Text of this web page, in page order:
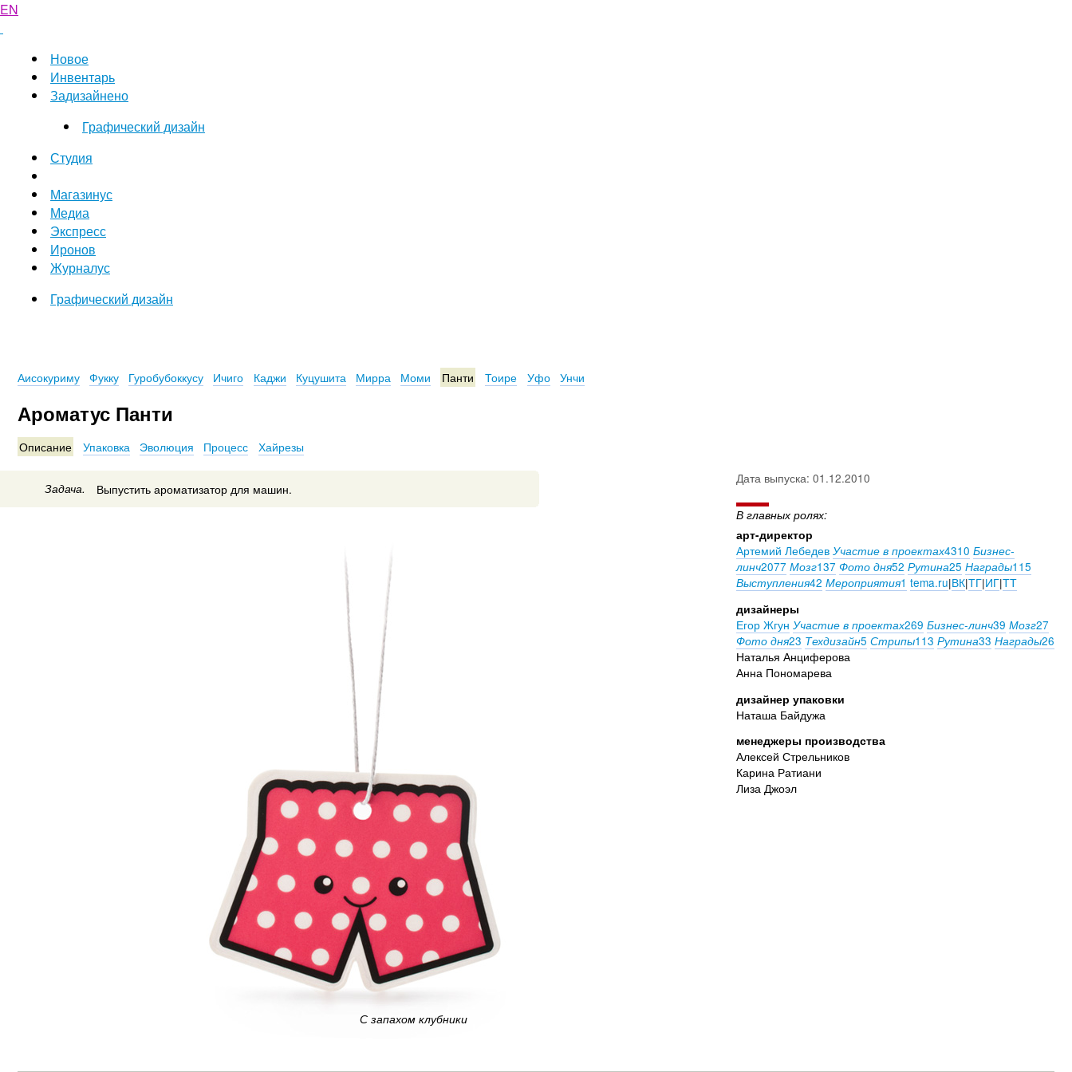
EN
Новое
Инвентарь
Задизайнено
Графический дизайн
Студия
Магазинус
Медиа
Экспресс
Иронов
Журналус
Графический дизайн
Аисокуриму Фукку Гуробубоккусу Ичиго Каджи Куцушита Мирра Моми Панти Тоире Уфо Унчи
Ароматус Панти
Описание Упаковка Эволюция Процесс Хайрезы
Задача. Выпустить ароматизатор для машин.
С запахом клубники
Дата выпуска: 01.12.2010
В главных ролях:
арт-директор
Артемий Лебедев Участие в проектах4310 Бизнес-
линч2077 Мозг137 Фото дня52 Рутина25 Награды115
Выступления42 Мероприятия1 tema.ru|ВК|ТГ|ИГ|ТТ
дизайнеры
Егор Жгун Участие в проектах269 Бизнес-линч39 Мозг27
Фото дня23 Техдизайн5 Стрипы113 Рутина33 Награды26
Наталья Анциферова
Анна Пономарева
дизайнер упаковки
Наташа Байдужа
менеджеры производства
Алексей Стрельников
Карина Ратиани
Лиза Джоэл